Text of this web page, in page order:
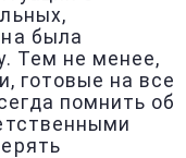
была
Тем не менее,
готовые на все
помнить об